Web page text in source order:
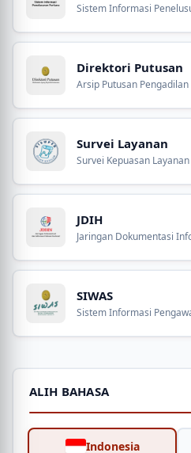
Sistem Informasi
Direktori Putusan
Arsip Putusan Pengadilan
Survei Layanan
Survei Kepuasan Layanan
JDIH
Jaringan Dokumentasi
SIWAS
Sistem Informasi
ALIH BAHASA
Indonesia